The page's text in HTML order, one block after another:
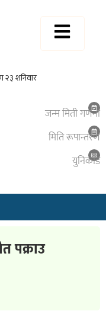
जन्म मिती गणना
मिति रूपान्तरण
युनिकाेड
पक्राउ